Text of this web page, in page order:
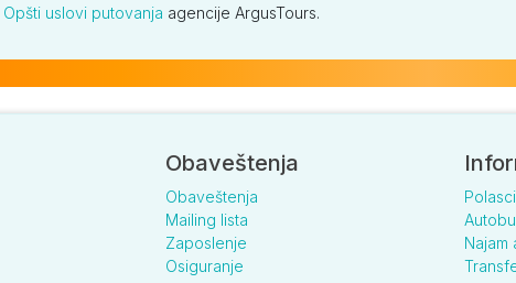
Opšti uslovi putovanja agencije ArgusTours.
Obaveštenja
Obaveštenja
Mailing lista
Zaposlenje
Osiguranje
Polasci
Najam